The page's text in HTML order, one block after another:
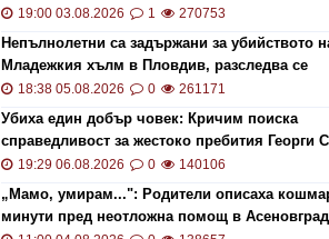
19:00 03.08.2026 1 270753
Непълнолетни са задържани за убийството
Младежкия хълм в Пловдив, разследва се
хомофобски мотив
18:38 05.08.2026 0 261171
Убиха един добър човек: Кричим поиска
справедливост за жестоко пребития Георги
и ВИДЕО
19:29 06.08.2026 0 140106
„Мамо, умирам...": Родители описаха
минути пред неотложна помощ в Асеновград